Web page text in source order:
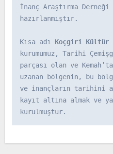
İnanç Araştırma Derneği
hazırlanmıştır.
Kısa adı Koçgiri Kültür
kurumumuz, Tarihi
parçası olan ve
uzanan bölgenin, bu
ve inançların tarihini
kayıt altına almak ve
kurulmuştur.